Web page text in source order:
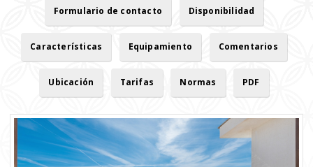
Formulario de contacto Disponibilidad
Características Equipamiento Comentarios
Ubicación Tarifas Normas PDF